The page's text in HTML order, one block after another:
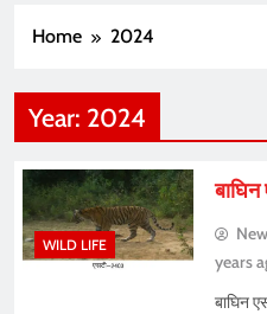
Home 2024
Year: 2024
WILD LIFE
years
बाघिन